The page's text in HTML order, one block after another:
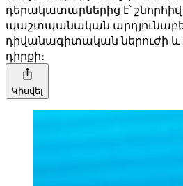
դերակատարներից է՝ շնորհիվ
պաշտպանական
դիվանագիտական ներուժի և
դիրքի։
Կիսվել